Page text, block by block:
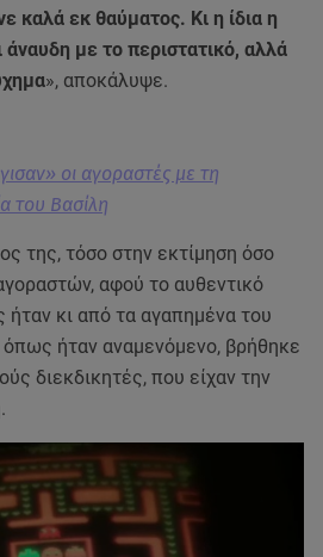
καλά εκ θαύματος. Κι η ίδια η
άναυδη με το περιστατικό, αλλά
», αποκάλυψε.
οι αγοραστές με τη
του Βασίλη
της, τόσο στην εκτίμηση όσο
αφού το αυθεντικό
ήταν κι από τα αγαπημένα του
ήταν αναμενόμενο, βρήθηκε
διεκδικητές, που είχαν την